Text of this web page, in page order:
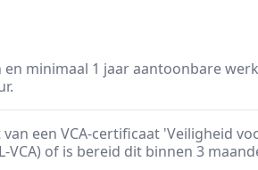
en minimaal 1 jaar aantoonbare
een VCA-certificaat 'Veiligheid
VCA) of is bereid dit binnen 3